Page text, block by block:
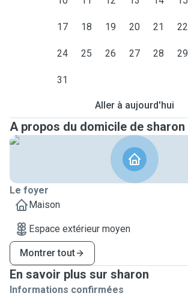
17 18 19 20 21 22
24 25 26 27 28 29
31
Aller à aujourd'hui
A propos du domicile de sharon
Le foyer
Maison
Espace extérieur moyen
Montrer tout
En savoir plus sur sharon
Informations confirmées